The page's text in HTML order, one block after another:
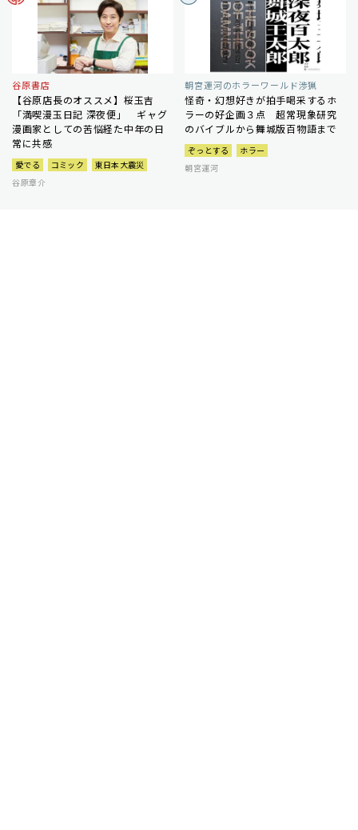
谷原書店
【谷原店長のオススメ】桜玉吉
「満喫漫玉日記 深夜便」 ギャグ
漫画家としての苦悩経た中年の日
常に共感
愛でる コミック
東日本大震災
谷原章介
朝宮運河のホラーワールド渉猟
怪奇・幻想好きが拍手喝采するホ
ラーの好企画３点 超常現象研究
のバイブルから舞城版百物語まで
ぞっとする
ホラー
朝宮運河